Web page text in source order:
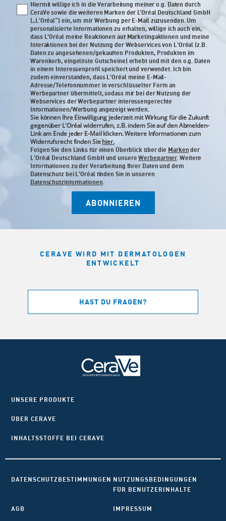
Newsletter policy
Hiermit willige ich in die Verarbeitung meiner o.g. Daten durch
CeraVe sowie die weiteren Marken der L’Oréal Deutschland GmbH
(„L'Oréal“) ein, um mir Werbung per E-Mail zuzusenden. Um
personalisierte Informationen zu erhalten, willige ich auch ein,
dass L'Oréal meine Reaktionen auf Marketingaktionen und meine
Interaktionen bei der Nutzung der Webservices von L'Oréal (z.B.
Daten zu angesehenen/gekauften Produkten, Produkten im
Warenkorb, eingelöste Gutscheine) erhebt und mit den o.g. Daten
in einem Interessenprofil speichert und verwendet. Ich bin
zudem einverstanden, dass L'Oréal meine E-Mail-
Adresse/Telefonnummer in verschlüsselter Form an
Werbepartner übermittelt, sodass mir bei der Nutzung der
Webservices der Werbepartner interessengerechte
Informationen/Werbung angezeigt werden.
Sie können Ihre Einwilligung jederzeit mit Wirkung für die Zukunft
gegenüber L'Oréal widerrufen, z.B. indem Sie auf den Abmelden-
Link am Ende jeder E-Mail klicken. Weitere Informationen zum
Widerrufsrecht finden Siehier.
Folgen Sie den Links für einen Überblick über die Marken der
L‘Oréal Deutschland GmbH und unsereWerbepartner. Weitere
Informationen zu der Verarbeitung Ihrer Daten und dem
Datenschutz bei L'Oréal finden Sie in unseren
Datenschutzinformationen.
ABONNIEREN
CERAVE WIRD MIT DERMATOLOGEN
ENTWICKELT
HAST DU FRAGEN?
UNSERE PRODUKTE
ÜBER CERAVE
INHALTSSTOFFE BEI CERAVE
DATENSCHUTZBESTIMMUNGEN NUTZUNGSBEDINGUNGEN
FÜR BENUTZERINHALTE
AGB IMPRESSUM